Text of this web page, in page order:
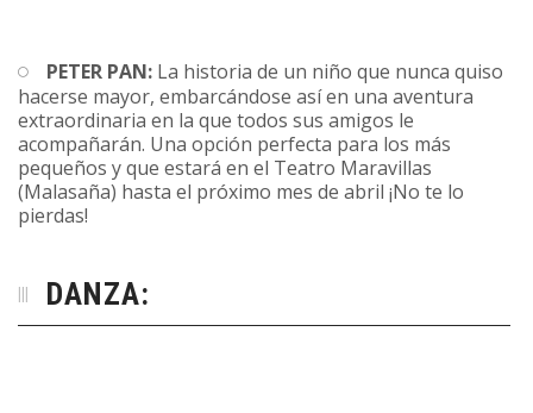
PETER PAN: La historia de un niño que nunca quiso
hacerse mayor, embarcándose así en una aventura
extraordinaria en la que todos sus amigos le
acompañarán. Una opción perfecta para los más
pequeños y que estará en el Teatro Maravillas
(Malasaña) hasta el próximo mes de abril ¡No te lo
pierdas!
DANZA: